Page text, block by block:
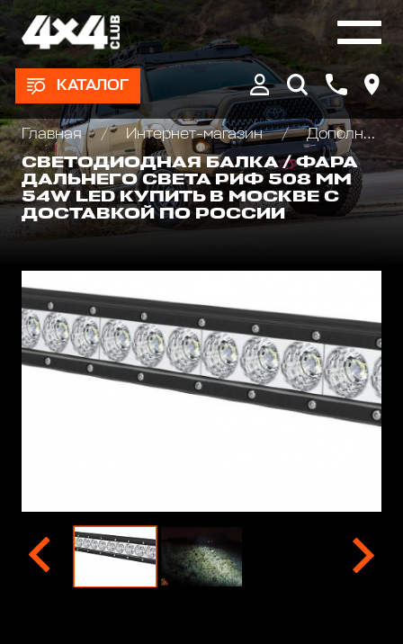
КАТАЛОГ
Главная Интернет-магазин
Дополнительные фары : Светодиодные, Галогеновые , Ксеноновые
СВЕТОДИОДНАЯ БАЛКА / ФАРА
ДАЛЬНЕГО СВЕТА РИФ 508 ММ
54W LED КУПИТЬ В МОСКВЕ С
ДОСТАВКОЙ ПО РОССИИ